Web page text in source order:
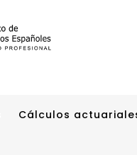
Cálculos